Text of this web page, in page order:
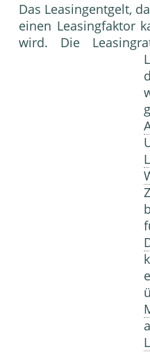
Das Leasingentgelt,
einen Leasingfaktor
wird. Die